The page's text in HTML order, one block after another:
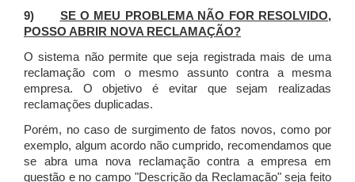
9) SE O MEU PROBLEMA NÃO FOR RESOLVIDO,
POSSO ABRIR NOVA RECLAMAÇÃO?
O sistema não permite que seja registrada mais de uma
reclamação com o mesmo assunto contra a mesma
empresa. O objetivo é evitar que sejam realizadas
reclamações duplicadas.
Porém, no caso de surgimento de fatos novos, como por
exemplo, algum acordo não cumprido, recomendamos que
se abra uma nova reclamação contra a empresa em
questão e no campo "Descrição da Reclamação" seja feito